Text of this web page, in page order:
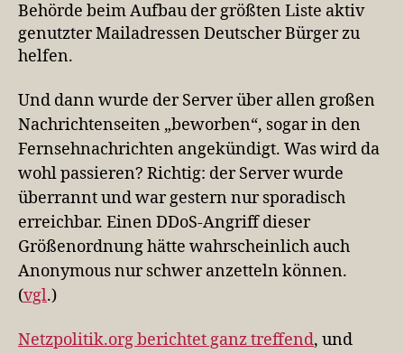
Behörde beim Aufbau der größten Liste aktiv
genutzter Mailadressen Deutscher Bürger zu
helfen.
Und dann wurde der Server über allen großen
Nachrichtenseiten „beworben“, sogar in den
Fernsehnachrichten angekündigt. Was wird da
wohl passieren? Richtig: der Server wurde
überrannt und war gestern nur sporadisch
erreichbar. Einen DDoS-Angriff dieser
Größenordnung hätte wahrscheinlich auch
Anonymous nur schwer anzetteln können.
(vgl.)
Netzpolitik.org berichtet ganz treffend, und